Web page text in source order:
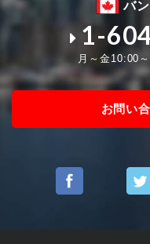
バ
1-
月～金10:00
お問い